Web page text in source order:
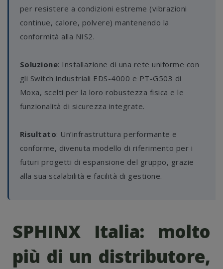
per resistere a condizioni estreme (vibrazioni
continue, calore, polvere) mantenendo la
conformità alla NIS2.
Soluzione: Installazione di una rete uniforme con
gli Switch industriali EDS-4000 e PT-G503 di
Moxa, scelti per la loro robustezza fisica e le
funzionalità di sicurezza integrate.
Risultato: Un’infrastruttura performante e
conforme, divenuta modello di riferimento per i
futuri progetti di espansione del gruppo, grazie
alla sua scalabilità e facilità di gestione.
SPHINX Italia: molto
più di un distributore,